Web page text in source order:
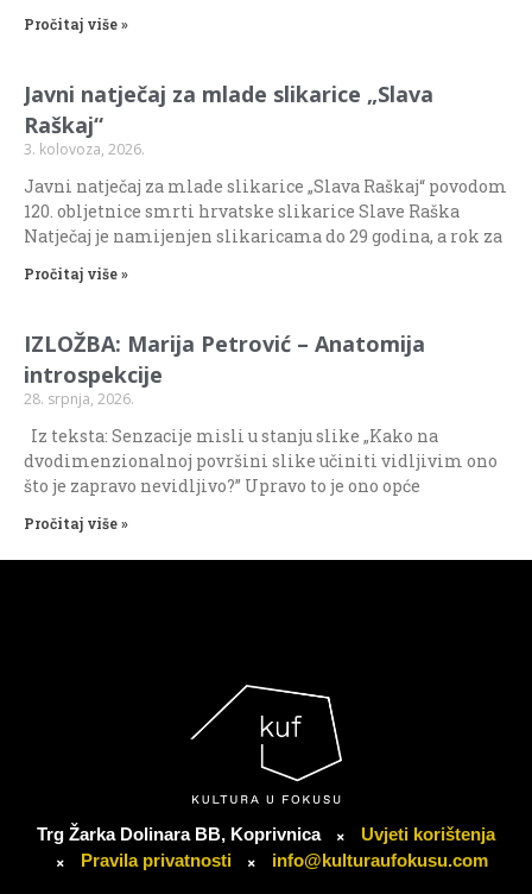
Pročitaj više »
Javni natječaj za mlade slikarice „Slava
Raškaj“
3. kolovoza, 2026.
Javni natječaj za mlade slikarice „Slava Raškaj“ povodom
120. obljetnice smrti hrvatske slikarice Slave Raška
Natječaj je namijenjen slikaricama do 29 godina, a rok za
Pročitaj više »
IZLOŽBA: Marija Petrović – Anatomija
introspekcije
28. srpnja, 2026.
Iz teksta: Senzacije misli u stanju slike „Kako na
dvodimenzionalnoj površini slike učiniti vidljivim ono
što je zapravo nevidljivo?” Upravo to je ono opće
Pročitaj više »
Trg Žarka Dolinara BB, Koprivnica
Uvjeti korištenja
Pravila privatnosti
info@kulturaufokusu.com